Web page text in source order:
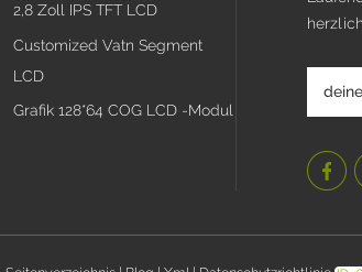
2,8 Zoll IPS TFT LCD
Customized Vatn Segment
LCD
Grafik 128*64 COG LCD -Modul